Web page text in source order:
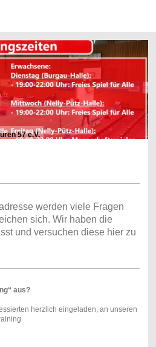
57 e.V.
werden viele Fragen
sich. Wir haben die
und versuchen diese hier zu
aus?
herzlich eingeladen, an unseren